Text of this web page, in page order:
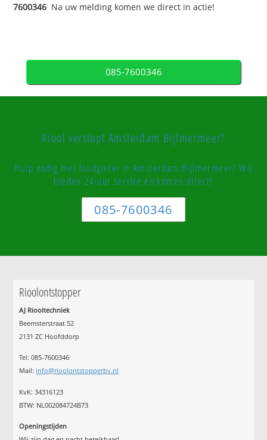
7600346 Na uw melding komen we direct in actie!
085-7600346
Riool verstopt Amsterdam Bijlmermeer?
Hulp nodig met loodgieter in Amsterdam Bijlmermeer? Wij
bieden 24-uur service en komen direct!
085-7600346
Rioolontstopper
AJ Riooltechniek
Beemsterstraat 52
2131 ZC Hoofddorp
Tel:085-7600346
Mail: info@rioolontstopperbv.nl
KvK: 34316123
BTW: NL002084724B73
Openingstijden